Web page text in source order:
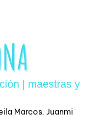
| maestras y
Marcos, Juanmi